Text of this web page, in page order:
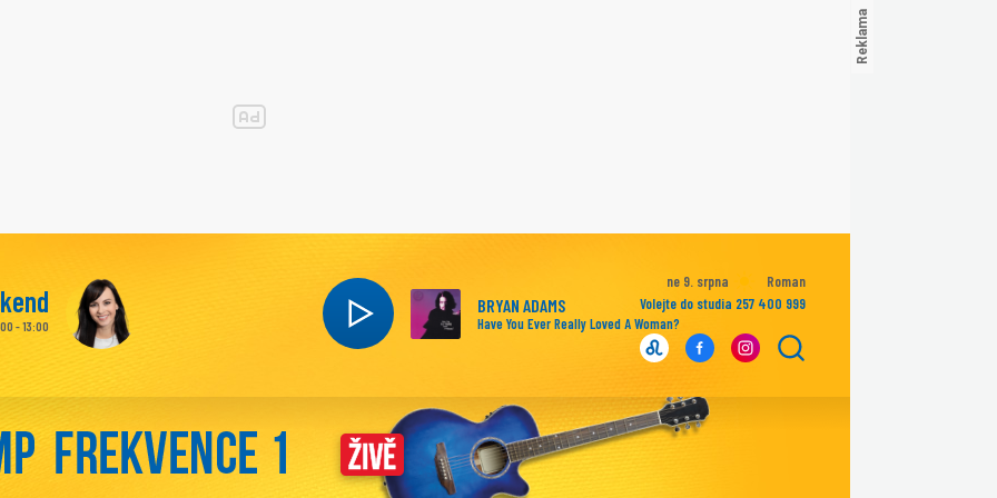
BRYAN ADAMS
Have You Ever Really Loved A Woman?
- 13:00
ne 9. srpna
Roman
Volejte do studia 257 400 999